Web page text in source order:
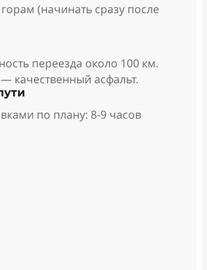
(начинать сразу после
переезда около 100 км.
качественный асфальт.
по плану: 8-9 часов